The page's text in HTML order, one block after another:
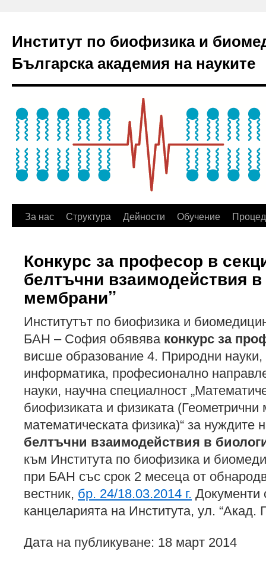
Институт по биофизика и
Българска академия на науките
За нас Структура Дейности Обучение
Конкурс за професор в
белтъчни взаимодействия
мембрани”
Институтът по биофизика и
БАН – София обявява конкурс за
висше образование 4. Природни
информатика, професионално
науки, научна специалност
биофизиката и физиката (Геометрични
математическата физика)“ за нуждите
белтъчни взаимодействия в
към Института по биофизика и
при БАН със срок 2 месеца от
вестник, бр. 24/18.03.2014 г. Документи
канцеларията на Института, ул. “Акад.
Дата на публикуване: 18 март 2014